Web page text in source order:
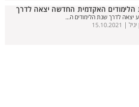
הלימודים האקדמית החדשה יצאה לדרך
יצאה לדרך שנת הלימודים ה...
|
15.10.2021